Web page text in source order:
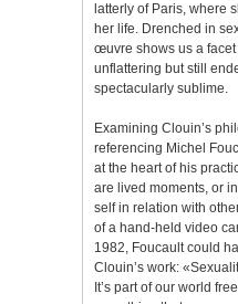
latterly of Paris, where
her life. Drenched in
œuvre shows us a
unflattering but still
spectacularly sublime.
Examining Clouin’s
referencing Michel
at the heart of his
are lived moments, or
self in relation with
of a hand-held video
1982, Foucault could
Clouin’s work:
It’s part of our world